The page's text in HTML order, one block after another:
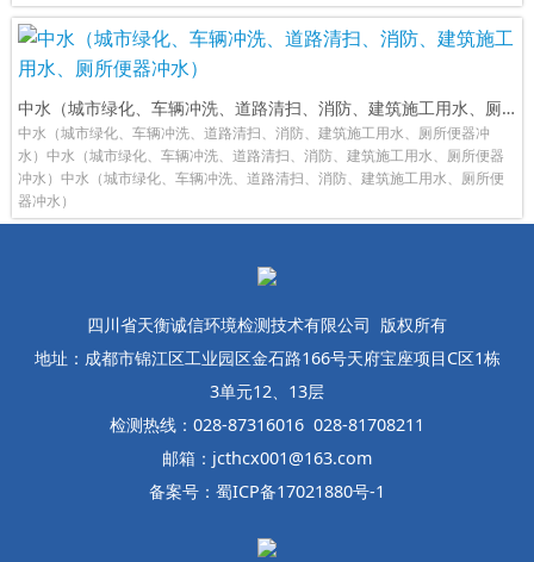
中水（城市绿化、车辆冲洗、道路清扫、消防、建筑施工用水、厕所便器冲水）
中水（城市绿化、车辆冲洗、道路清扫、消防、建筑施工用水、厕所便器冲
水）中水（城市绿化、车辆冲洗、道路清扫、消防、建筑施工用水、厕所便器
冲水）中水（城市绿化、车辆冲洗、道路清扫、消防、建筑施工用水、厕所便
器冲水）
四川省天衡诚信环境检测技术有限公司 版权所有
地址：成都市锦江区工业园区金石路166号天府宝座项目C区1栋
3单元12、13层
检测热线：028-87316016 028-81708211
邮箱：jcthcx001@163.com
备案号：蜀ICP备17021880号-1